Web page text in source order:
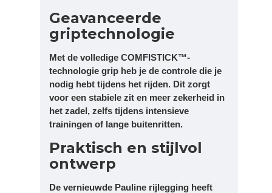
Geavanceerde
griptechnologie
Met de volledige COMFISTICK™-
technologie grip heb je de controle die je
nodig hebt tijdens het rijden. Dit zorgt
voor een stabiele zit en meer zekerheid in
het zadel, zelfs tijdens intensieve
trainingen of lange buitenritten.
Praktisch en stijlvol
ontwerp
De vernieuwde Pauline rijlegging heeft